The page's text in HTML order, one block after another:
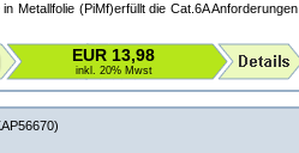
Metallfolie (PiMf)erfüllt die Cat.6A Anforderungen
EUR 13,98
inkl. 20% Mwst